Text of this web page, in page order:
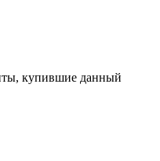
купившие данный